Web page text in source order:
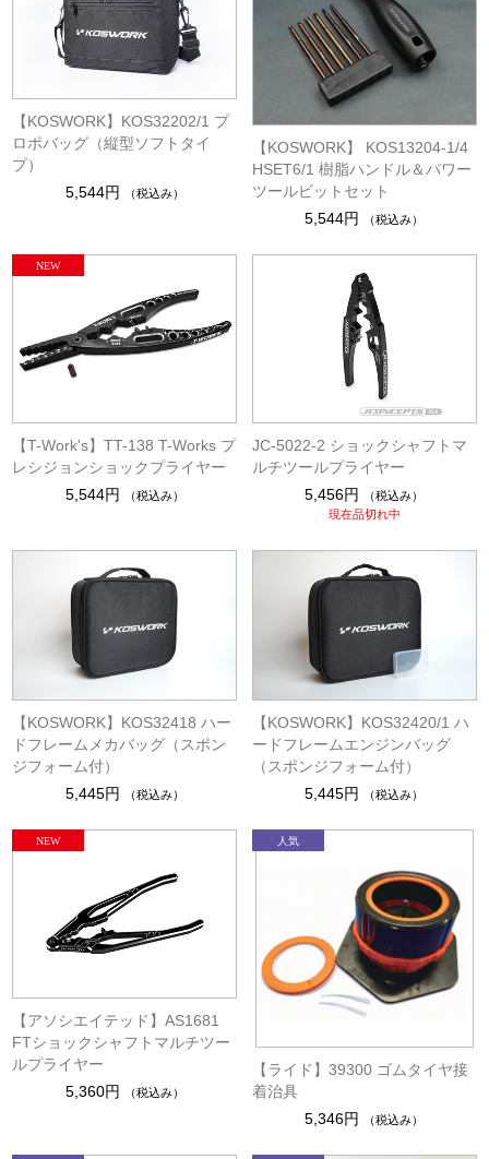
【KOSWORK】KOS32202/1 プ
ロポバッグ（縦型ソフトタイ
プ）
5,544円
（税込み）
【KOSWORK】 KOS13204-1/4
HSET6/1 樹脂ハンドル＆パワー
ツールビットセット
5,544円
（税込み）
【T-Work's】TT-138 T-Works プ
レシジョンショックプライヤー
5,544円
（税込み）
JC-5022-2 ショックシャフトマ
ルチツールプライヤー
5,456円
（税込み）
現在品切れ中
【KOSWORK】KOS32418 ハー
ドフレームメカバッグ（スポン
ジフォーム付）
5,445円
（税込み）
【KOSWORK】KOS32420/1 ハ
ードフレームエンジンバッグ
（スポンジフォーム付）
5,445円
（税込み）
【アソシエイテッド】AS1681
FTショックシャフトマルチツー
ルプライヤー
5,360円
（税込み）
【ライド】39300 ゴムタイヤ接
着治具
5,346円
（税込み）